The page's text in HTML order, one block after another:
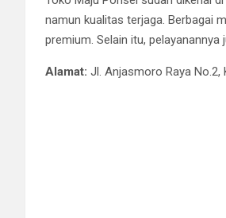
namun kualitas terjaga. Berbagai
premium. Selain itu, pelayanannya
Alamat: Jl. Anjasmoro Raya No.2,